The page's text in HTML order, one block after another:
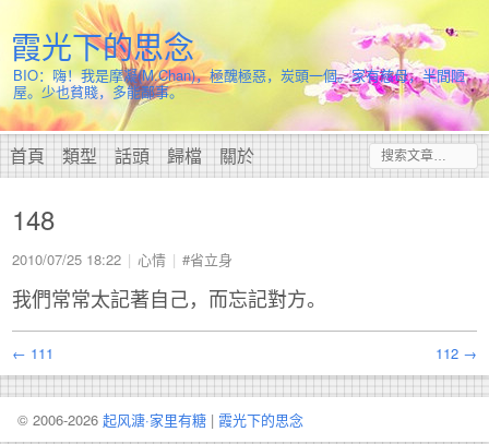
霞光下的思念
BIO：嗨！我是摩凝(M.Chan)，極醜極惡，炭頭一個。家有慈母，半間陋
屋。少也貧賤，多能鄙事。
首頁 類型 話頭 歸檔 關於
148
2010/07/25 18:22 心情 #省立身
我們常常太記著自己，而忘記對方。
← 111 112 →
© 2006-2026 起风溏·家里有糖 | 霞光下的思念